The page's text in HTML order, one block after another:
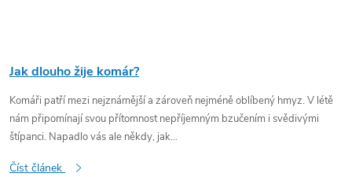
Jak dlouho žije komár?
Komáři patří mezi nejznámější a zároveň nejméně oblíbený hmyz. V létě
nám připomínají svou přítomnost nepříjemným bzučením i svědivými
štípanci. Napadlo vás ale někdy, jak...
Číst článek